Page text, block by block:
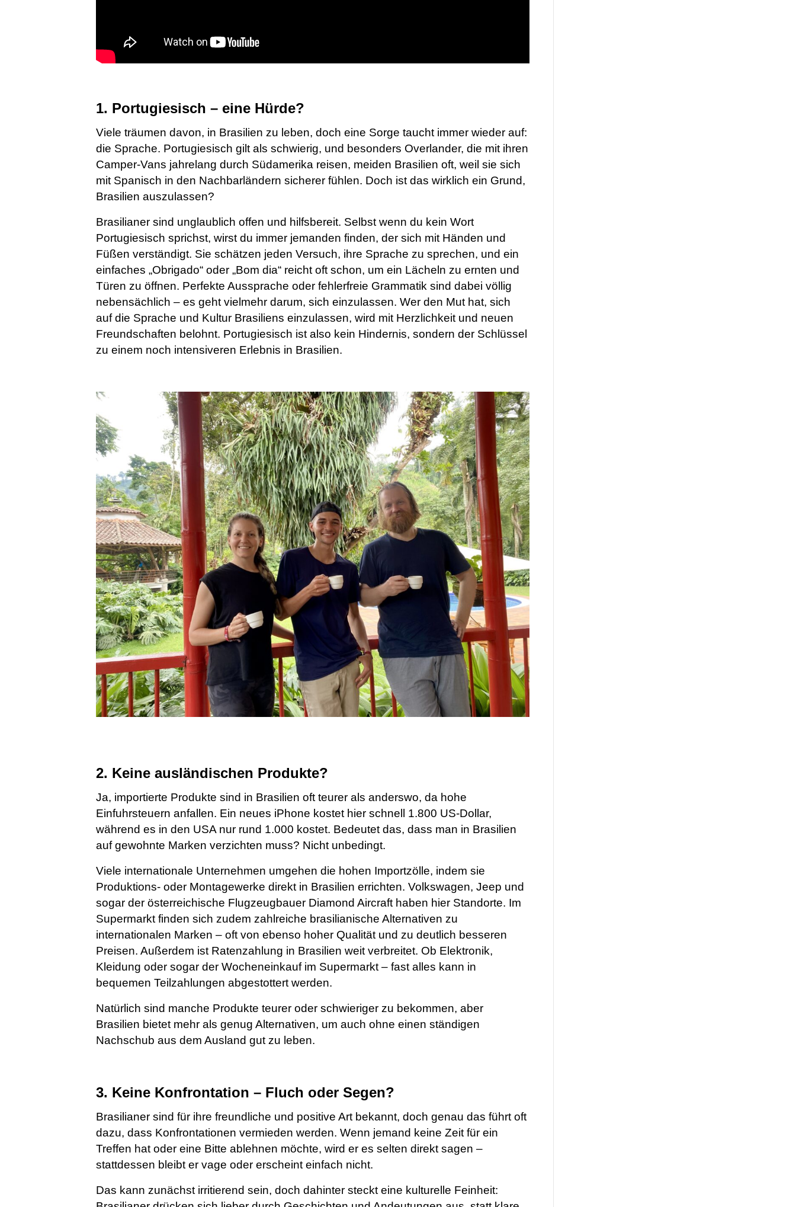
1. Portugiesisch – eine Hürde?
Viele träumen davon, in Brasilien zu leben, doch eine Sorge taucht immer wieder auf:
die Sprache. Portugiesisch gilt als schwierig, und besonders Overlander, die mit ihren
Camper-Vans jahrelang durch Südamerika reisen, meiden Brasilien oft, weil sie sich
mit Spanisch in den Nachbarländern sicherer fühlen. Doch ist das wirklich ein Grund,
Brasilien auszulassen?
Brasilianer sind unglaublich offen und hilfsbereit. Selbst wenn du kein Wort
Portugiesisch sprichst, wirst du immer jemanden finden, der sich mit Händen und
Füßen verständigt. Sie schätzen jeden Versuch, ihre Sprache zu sprechen, und ein
einfaches „Obrigado“ oder „Bom dia“ reicht oft schon, um ein Lächeln zu ernten und
Türen zu öffnen. Perfekte Aussprache oder fehlerfreie Grammatik sind dabei völlig
nebensächlich – es geht vielmehr darum, sich einzulassen. Wer den Mut hat, sich
auf die Sprache und Kultur Brasiliens einzulassen, wird mit Herzlichkeit und neuen
Freundschaften belohnt. Portugiesisch ist also kein Hindernis, sondern der Schlüssel
zu einem noch intensiveren Erlebnis in Brasilien.
2. Keine ausländischen Produkte?
Ja, importierte Produkte sind in Brasilien oft teurer als anderswo, da hohe
Einfuhrsteuern anfallen. Ein neues iPhone kostet hier schnell 1.800 US-Dollar,
während es in den USA nur rund 1.000 kostet. Bedeutet das, dass man in Brasilien
auf gewohnte Marken verzichten muss? Nicht unbedingt.
Viele internationale Unternehmen umgehen die hohen Importzölle, indem sie
Produktions- oder Montagewerke direkt in Brasilien errichten. Volkswagen, Jeep und
sogar der österreichische Flugzeugbauer Diamond Aircraft haben hier Standorte. Im
Supermarkt finden sich zudem zahlreiche brasilianische Alternativen zu
internationalen Marken – oft von ebenso hoher Qualität und zu deutlich besseren
Preisen. Außerdem ist Ratenzahlung in Brasilien weit verbreitet. Ob Elektronik,
Kleidung oder sogar der Wocheneinkauf im Supermarkt – fast alles kann in
bequemen Teilzahlungen abgestottert werden.
Natürlich sind manche Produkte teurer oder schwieriger zu bekommen, aber
Brasilien bietet mehr als genug Alternativen, um auch ohne einen ständigen
Nachschub aus dem Ausland gut zu leben.
3. Keine Konfrontation – Fluch oder Segen?
Brasilianer sind für ihre freundliche und positive Art bekannt, doch genau das führt oft
dazu, dass Konfrontationen vermieden werden. Wenn jemand keine Zeit für ein
Treffen hat oder eine Bitte ablehnen möchte, wird er es selten direkt sagen –
stattdessen bleibt er vage oder erscheint einfach nicht.
Das kann zunächst irritierend sein, doch dahinter steckt eine kulturelle Feinheit: